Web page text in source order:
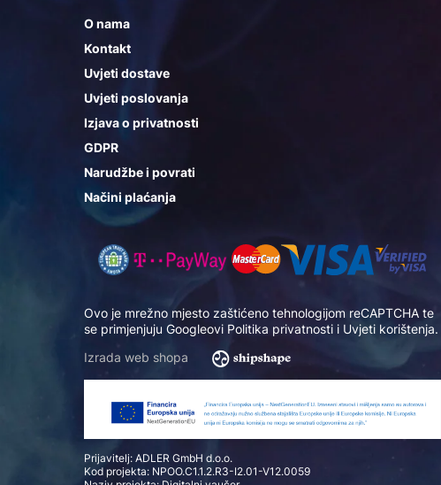
O nama
Kontakt
Uvjeti dostave
Uvjeti poslovanja
Izjava o privatnosti
GDPR
Narudžbe i povrati
Načini plaćanja
Ovo je mrežno mjesto zaštićeno tehnologijom reCAPTCHA te
se primjenjuju Googleovi Politika privatnosti i Uvjeti korištenja.
Izrada web shopa
Prijavitelj: ADLER GmbH d.o.o.
Kod projekta: NPOO.C1.1.2.R3-I2.01-V12.0059